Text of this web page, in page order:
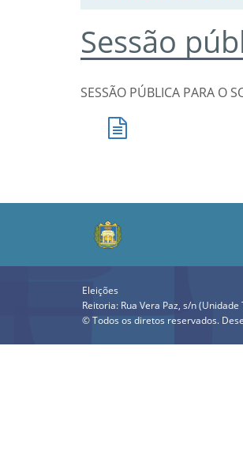
Sessão
SESSÃO PÚBLICA PARA O
Eleições
Reitoria: Rua Vera Paz, s/n
© Todos os diretos reservados.